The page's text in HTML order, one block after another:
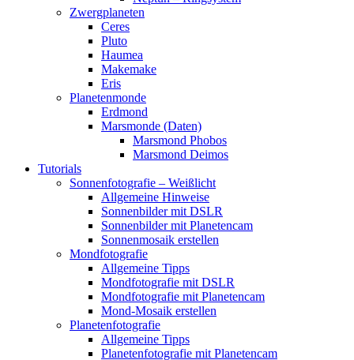
Zwergplaneten
Ceres
Pluto
Haumea
Makemake
Eris
Planetenmonde
Erdmond
Marsmonde (Daten)
Marsmond Phobos
Marsmond Deimos
Tutorials
Sonnenfotografie – Weißlicht
Allgemeine Hinweise
Sonnenbilder mit DSLR
Sonnenbilder mit Planetencam
Sonnenmosaik erstellen
Mondfotografie
Allgemeine Tipps
Mondfotografie mit DSLR
Mondfotografie mit Planetencam
Mond-Mosaik erstellen
Planetenfotografie
Allgemeine Tipps
Planetenfotografie mit Planetencam